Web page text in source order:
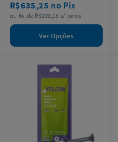
R$635,25 no Pix
ou 6x de R$109,15 s/ juros
Ver Opções